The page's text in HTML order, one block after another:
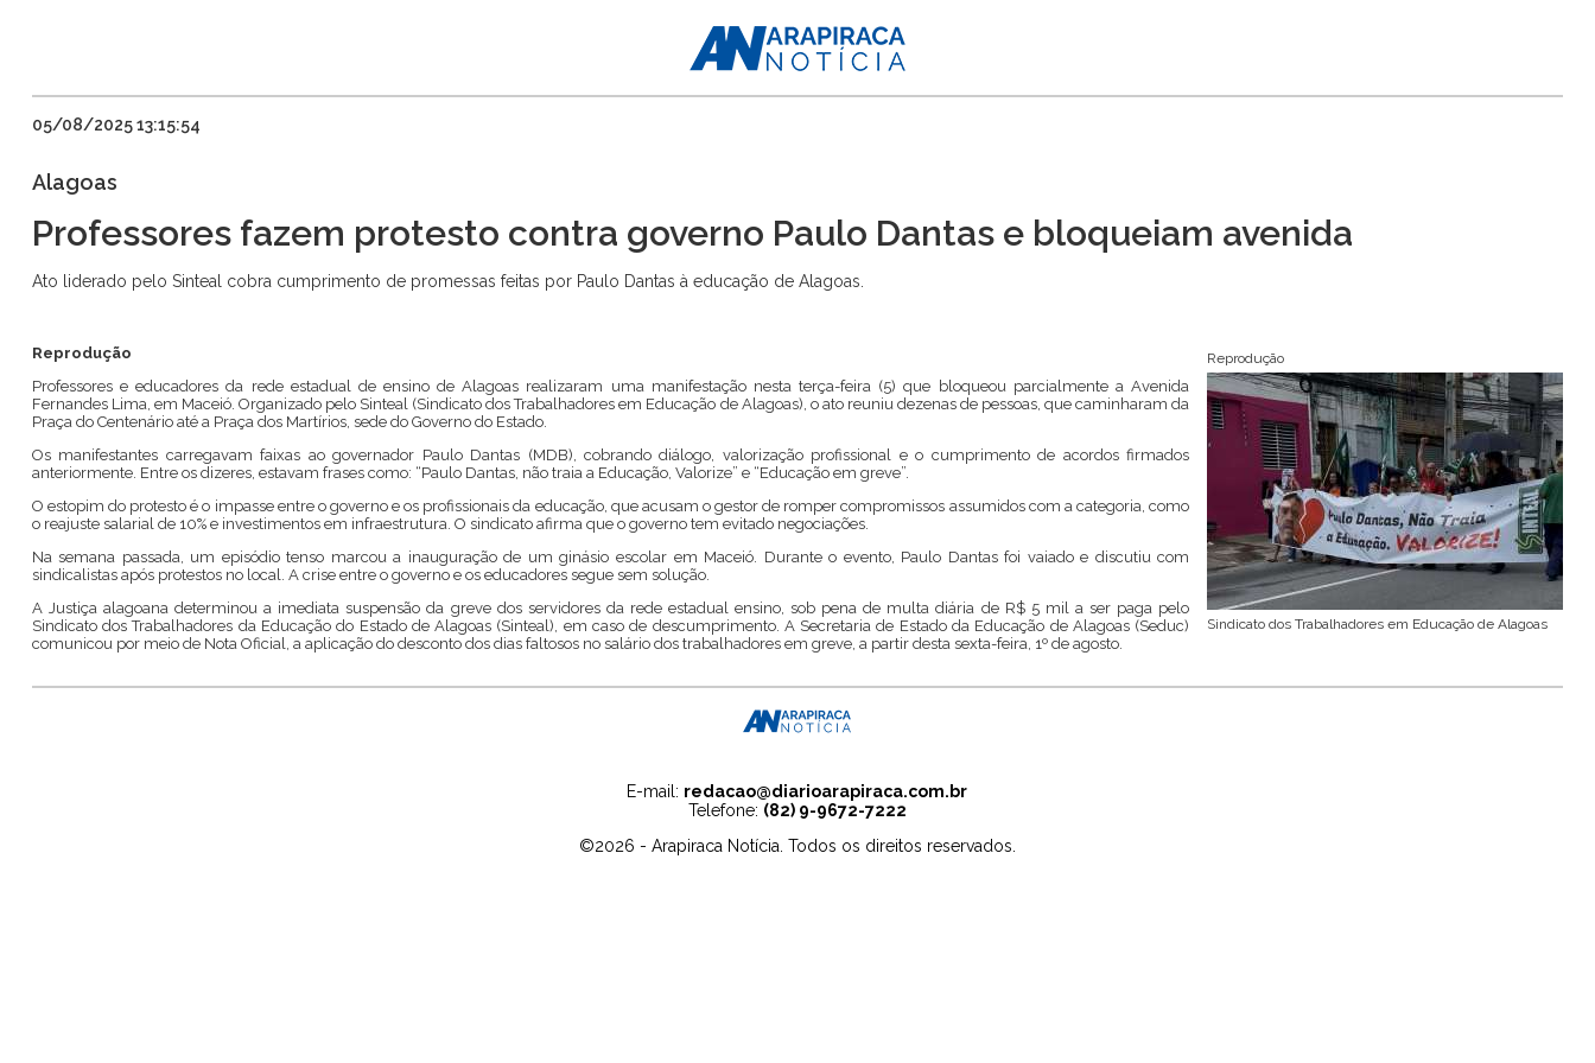
05/08/2025 13:15:54
Alagoas
Professores fazem protesto contra governo Paulo Dantas e bloqueiam avenida
Ato liderado pelo Sinteal cobra cumprimento de promessas feitas por Paulo Dantas à educação de Alagoas.
Reprodução
Sindicato dos Trabalhadores em Educação de Alagoas
Reprodução
Professores e educadores da rede estadual de ensino de Alagoas realizaram uma manifestação nesta terça-feira (5) que bloqueou parcialmente a Avenida
Fernandes Lima, em Maceió. Organizado pelo Sinteal (Sindicato dos Trabalhadores em Educação de Alagoas), o ato reuniu dezenas de pessoas, que caminharam da
Praça do Centenário até a Praça dos Martírios, sede do Governo do Estado.
Os manifestantes carregavam faixas ao governador Paulo Dantas (MDB), cobrando diálogo, valorização profissional e o cumprimento de acordos firmados
anteriormente. Entre os dizeres, estavam frases como: “Paulo Dantas, não traia a Educação, Valorize” e “Educação em greve”.
O estopim do protesto é o impasse entre o governo e os profissionais da educação, que acusam o gestor de romper compromissos assumidos com a categoria, como
o reajuste salarial de 10% e investimentos em infraestrutura. O sindicato afirma que o governo tem evitado negociações.
Na semana passada, um episódio tenso marcou a inauguração de um ginásio escolar em Maceió. Durante o evento, Paulo Dantas foi vaiado e discutiu com
sindicalistas após protestos no local. A crise entre o governo e os educadores segue sem solução.
A Justiça alagoana determinou a imediata suspensão da greve dos servidores da rede estadual ensino, sob pena de multa diária de R$ 5 mil a ser paga pelo
Sindicato dos Trabalhadores da Educação do Estado de Alagoas (Sinteal), em caso de descumprimento. A Secretaria de Estado da Educação de Alagoas (Seduc)
comunicou por meio de Nota Oficial, a aplicação do desconto dos dias faltosos no salário dos trabalhadores em greve, a partir desta sexta-feira, 1º de agosto.
E-mail: redacao@diarioarapiraca.com.br
Telefone: (82) 9-9672-7222
©2026 - Arapiraca Notícia. Todos os direitos reservados.